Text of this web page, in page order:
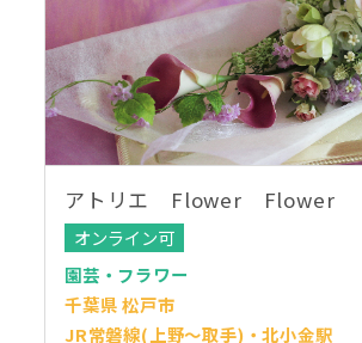
アトリエ Flower Flower
オンライン可
園芸・フラワー
千葉県 松戸市
JR常磐線(上野～取手)・北小金駅